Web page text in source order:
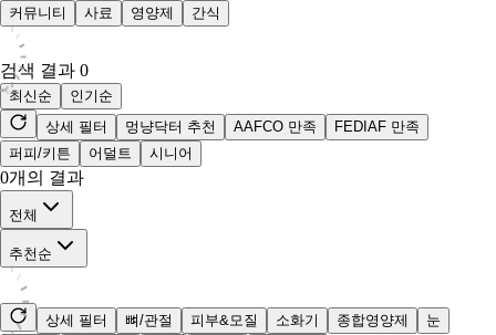
커뮤니티 사료 영양제 간식
검색 결과 0
최신순
인기순
상세 필터
멍냥닥터 추천 AAFCO 만족
FEDIAF 만족
퍼피/키튼
어덜트 시니어
0개의 결과
전체
추천순
상세 필터 뼈/관절 피부&모질 소화기 종합영양제
눈